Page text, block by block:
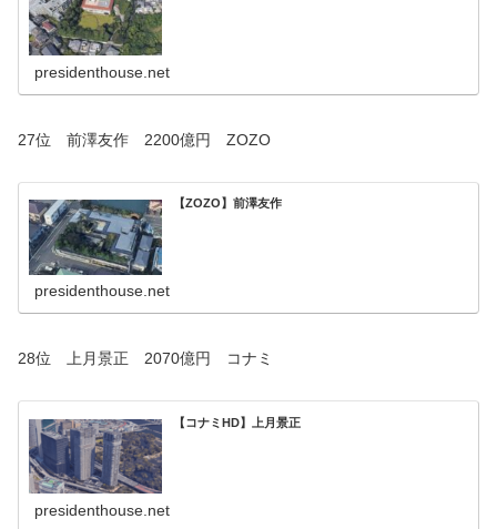
presidenthouse.net
27位 前澤友作 2200億円 ZOZO
【ZOZO】前澤友作
presidenthouse.net
28位 上月景正 2070億円 コナミ
【コナミHD】上月景正
presidenthouse.net